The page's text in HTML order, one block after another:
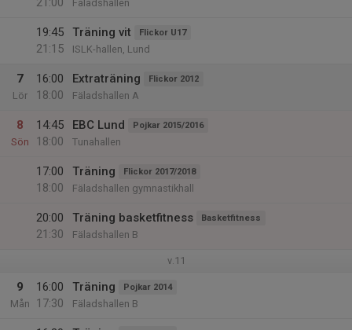
Fäladshallen
19:45
21:15
Träning vit Flickor U17
ISLK-hallen, Lund
7
Lör
16:00
18:00
Extraträning Flickor 2012
Fäladshallen A
8
Sön
14:45
18:00
EBC Lund Pojkar 2015/2016
Tunahallen
17:00
18:00
Träning Flickor 2017/2018
Fäladshallen gymnastikhall
20:00
21:30
Träning basketfitness Basketfitness
Fäladshallen B
v.11
9
Mån
16:00
17:30
Träning Pojkar 2014
Fäladshallen B